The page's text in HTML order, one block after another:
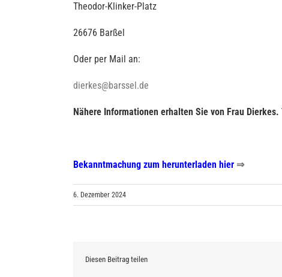
Theodor-Klinker-Platz
26676 Barßel
Oder per Mail an:
dierkes@barssel.de
Nähere Informationen erhalten Sie von Frau
Bekanntmachung zum herunterladen hier ⇒
6. Dezember 2024
Diesen Beitrag teilen